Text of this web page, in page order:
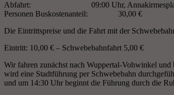
Abfahrt: 09:00 Uhr,
Personen Buskostenanteil: 30,00 €
Die Eintrittspreise und die Fahrt mit der
Eintritt: 10,00 € – Schwebebahnfahrt 5,00 €
Wir fahren zunächst nach Wuppertal-Vohwinkel
wird eine Stadtführung per Schwebebahn
und um 14:30 Uhr beginnt die Führung durch die